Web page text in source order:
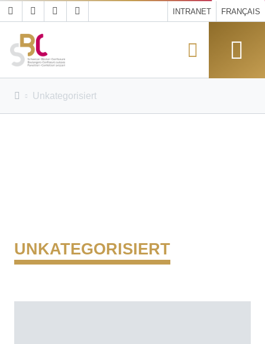
INTRANET FRANÇAIS
Unkategorisiert
UNKATEGORISIERT